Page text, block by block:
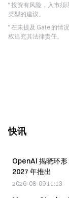
* 投资有风险，入市须
类型的建议。
* 在未提及 Gate 的情
权追究其法律责任。
快讯
OpenAI 揭晓环
2027 年推出
2026-08-09 11:13